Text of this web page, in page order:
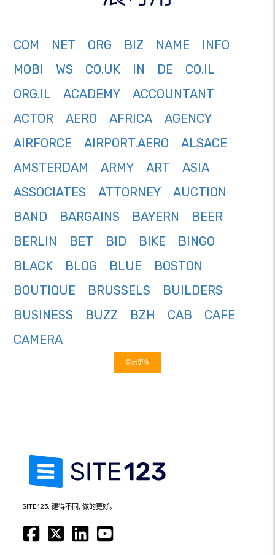
COM NET ORG BIZ NAME
INFO
MOBI
WS CO.UK IN DE
CO.IL
ORG.IL
ACADEMY
ACCOUNTANT
ACTOR
AERO AFRICA
AGENCY
AIRFORCE
AIRPORT.AERO
ALSACE
AMSTERDAM
ARMY ART
ASIA
ASSOCIATES
ATTORNEY
AUCTION
BAND
BARGAINS BAYERN
BEER
BERLIN
BET BID BIKE
BINGO
BLACK
BLOG BLUE
BOSTON
BOUTIQUE
BRUSSELS
BUILDERS
BUSINESS
BUZZ BZH CAB
CAFE
CAMERA
显示更多
SITE123: 建得不同, 做的更好。